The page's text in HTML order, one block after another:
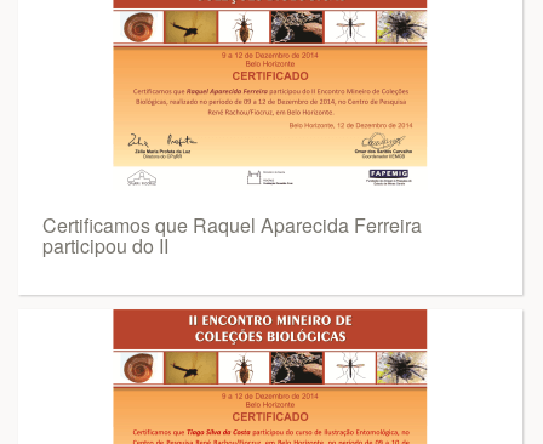
Certificamos que Raquel Aparecida Ferreira
participou do II